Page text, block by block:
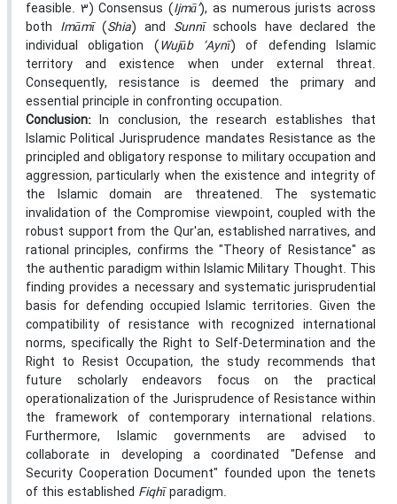
feasible. 3) Consensus (Ijmā‘), as numerous jurists across
bothImāmī (Shia) andSunnī schools have declared the
individual obligation (Wujūb ‘Aynī) of defending Islamic
territory and existence when under external threat.
Consequently, resistance is deemed the primary and
essential principle in confronting occupation.
Conclusion:In conclusion, the research establishes that
Islamic Political Jurisprudence mandates Resistance as the
principled and obligatory response to military occupation and
aggression, particularly when the existence and integrity of
the Islamic domain are threatened. The systematic
invalidation of the Compromise viewpoint, coupled with the
robust support from the Qur'an, established narratives, and
rational principles, confirms the "Theory of Resistance" as
the authentic paradigm within Islamic Military Thought. This
finding provides a necessary and systematic jurisprudential
basis for defending occupied Islamic territories. Given the
compatibility of resistance with recognized international
norms, specifically the Right to Self-Determination and the
Right to Resist Occupation, the study recommends that
future scholarly endeavors focus on the practical
operationalization of the Jurisprudence of Resistance within
the framework of contemporary international relations.
Furthermore, Islamic governments are advised to
collaborate in developing a coordinated "Defense and
Security Cooperation Document" founded upon the tenets
of this establishedFiqhīparadigm.